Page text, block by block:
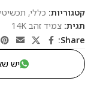
קטגוריות: כללי,
תגית: צמיד זהב 14K
Share:
יש